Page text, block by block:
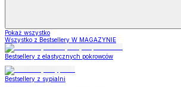
Pokaż wszystko
Wszystko z Bestsellery W MAGAZYNIE
Bestsellery z elastycznych pokrowców
Bestsellery z sypialni